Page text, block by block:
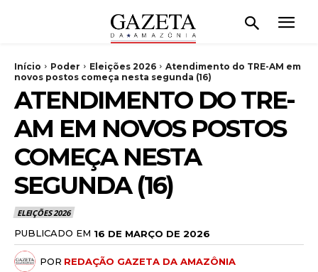
Início Poder Eleições 2026
Atendimento do TRE-AM em
novos postos começa nesta segunda (16)
ATENDIMENTO DO TRE-
AM EM NOVOS POSTOS
COMEÇA NESTA
SEGUNDA (16)
ELEIÇÕES 2026
PUBLICADO EM 16 DE MARÇO DE 2026
POR REDAÇÃO GAZETA DA AMAZÔNIA